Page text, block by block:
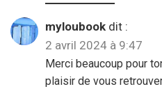
myloubook dit :
2 avril 2024 à 9:47
Merci beaucoup pour
plaisir de vous